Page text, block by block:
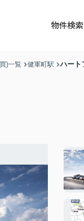
物件検索
)一覧 健軍町駅 ハート